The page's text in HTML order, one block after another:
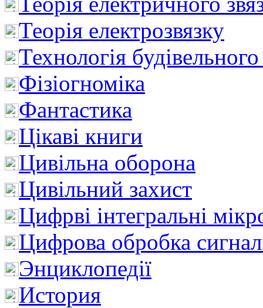
Теорія електрозвязку
Технологія
Фізіогноміка
Фантастика
Цікаві книги
Цивільна оборона
Цивільний захист
Цифрві інтегральні
Цифрова обробка
Энциклопедії
История